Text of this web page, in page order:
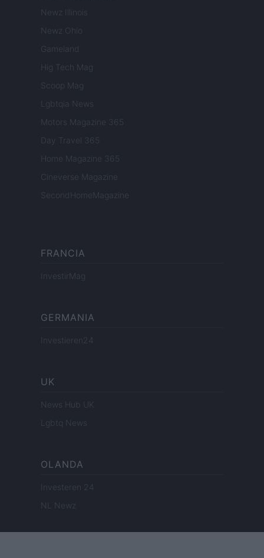
Newz Illinois
Newz Ohio
Gameland
Hig Tech Mag
Scoop Mag
Lgbtqia News
Motors Magazine 365
Day Travel 365
Home Magazine 365
Cineverse Magazine
SecondHomeMagazine
FRANCIA
InvestirMag
GERMANIA
Investieren24
UK
News Hub UK
Lgbtq News
OLANDA
Investeren 24
NL Newz